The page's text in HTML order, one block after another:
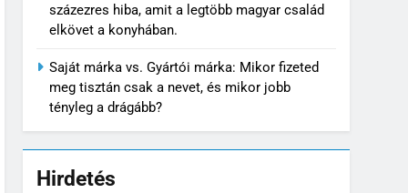
százezres hiba, amit a legtöbb magyar család
elkövet a konyhában.
Saját márka vs. Gyártói márka: Mikor fizeted
meg tisztán csak a nevet, és mikor jobb
tényleg a drágább?
Hirdetés